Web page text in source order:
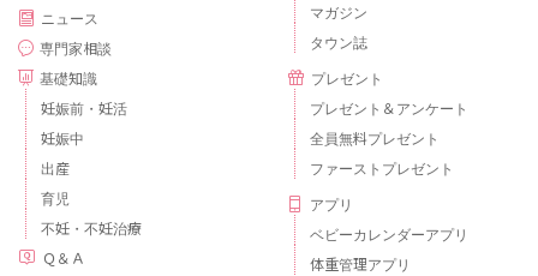
ニュース
専門家相談
基礎知識
妊娠前・妊活
妊娠中
出産
育児
不妊・不妊治療
Ｑ＆Ａ
マガジン
タウン誌
プレゼント
プレゼント＆アンケート
全員無料プレゼント
ファーストプレゼント
アプリ
ベビーカレンダーアプリ
体重管理アプリ